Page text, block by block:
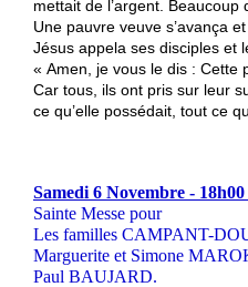
mettait de l’argent.
Une pauvre veuve s’avança
Jésus appela ses disciples et
« Amen, je vous le dis : Cette
Car tous, ils ont pris sur leur
ce qu’elle possédait, tout ce
Samedi 6 Novembre -
Sainte Messe pour
Les familles CAMPANT-
Marguerite et Simone
Paul BAUJARD.